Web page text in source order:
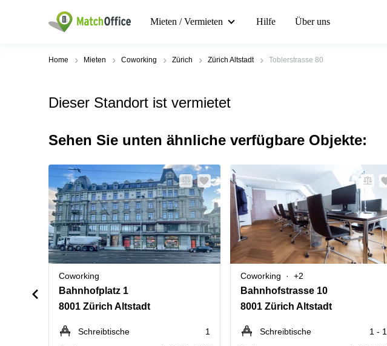
Mieten / Vermieten Hilfe Über uns
Home Mieten Coworking Zürich Zürich Altstadt Toblerstrasse 80
Dieser Standort ist vermietet
Sehen Sie unten ähnliche verfügbare Objekte:
Coworking
Bahnhofplatz 1
8001 Zürich Altstadt
Schreibtische
1
Coworking +2
Bahnhofstrasse 10
8001 Zürich Altstadt
Schreibtische
1 -